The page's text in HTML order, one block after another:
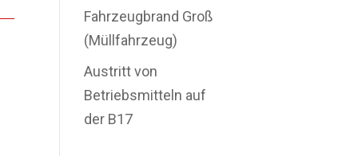
Fahrzeugbrand Groß
(Müllfahrzeug)
Austritt von
Betriebsmitteln auf
der B17